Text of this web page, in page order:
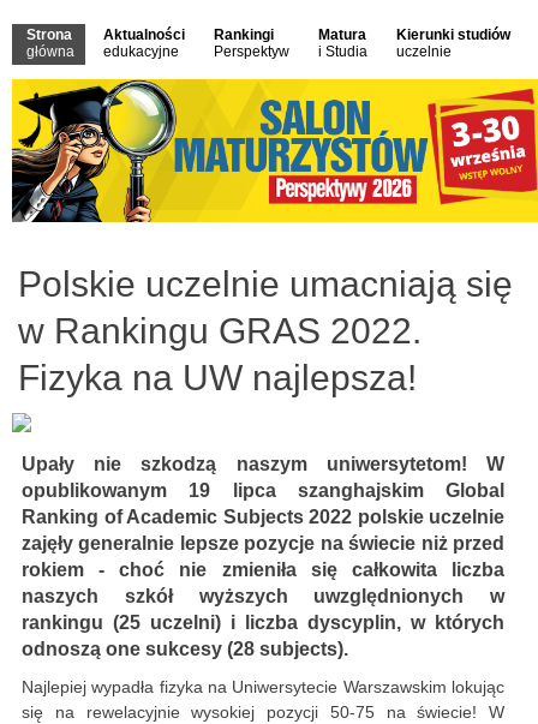
Strona
główna
Aktualności
edukacyjne
Rankingi
Perspektyw
Matura
i Studia
Kierunki studiów
uczelnie
Polskie uczelnie umacniają się
w Rankingu GRAS 2022.
Fizyka na UW najlepsza!
Upały nie szkodzą naszym uniwersytetom! W
opublikowanym 19 lipca szanghajskim Global
Ranking of Academic Subjects 2022 polskie uczelnie
zajęły generalnie lepsze pozycje na świecie niż przed
rokiem - choć nie zmieniła się całkowita liczba
naszych szkół wyższych uwzględnionych w
rankingu (25 uczelni) i liczba dyscyplin, w których
odnoszą one sukcesy (28 subjects).
Najlepiej wypadła fizyka na Uniwersytecie Warszawskim lokując
się na rewelacyjnie wysokiej pozycji 50-75 na świecie! W